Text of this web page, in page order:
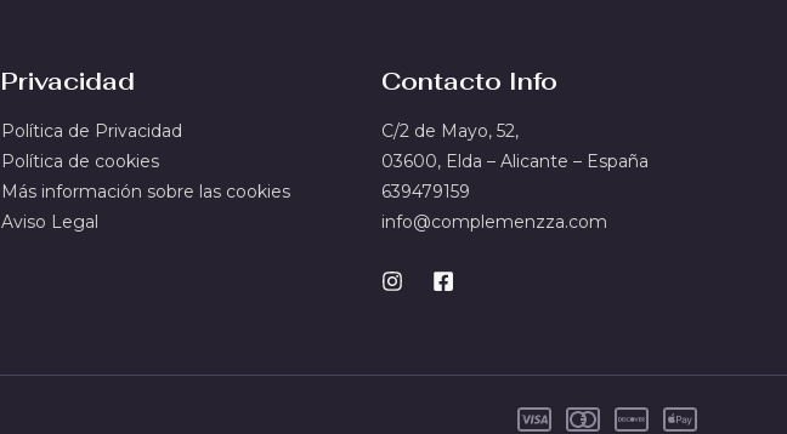
Privacidad
Política de Privacidad
Política de cookies
Más información sobre las cookies
Aviso Legal
Contacto Info
C/2 de Mayo, 52,
03600, Elda – Alicante – España
639479159
info@complemenzza.com